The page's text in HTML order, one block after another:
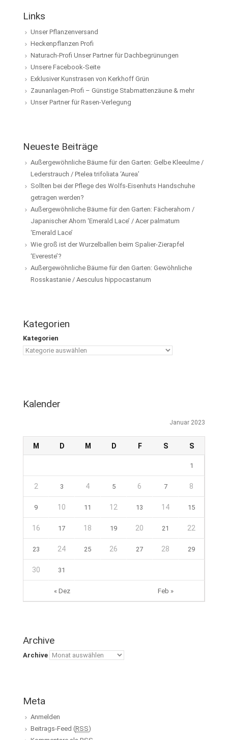
Links
Unser Pflanzenversand
Heckenpflanzen Profi
Naturach-Profi Unser Partner für Dachbegrünungen
Unsere Facebook-Seite
Exklusiver Kunstrasen von Kerkhoff Grün
Zaunanlagen-Profi – Günstige Stabmattenzäune & mehr
Unser Partner für Rasen-Verlegung
Neueste Beiträge
Außergewöhnliche Bäume für den Garten: Gelbe Kleeulme /
Lederstrauch / Ptelea trifoliata ‘Aurea’
Sollten bei der Pflege des Wolfs-Eisenhuts Handschuhe
getragen werden?
Außergewöhnliche Bäume für den Garten: Fächerahorn /
Japanischer Ahorn ‘Emerald Lace’ / Acer palmatum
‘Emerald Lace’
Wie groß ist der Wurzelballen beim Spalier-Zierapfel
‘Evereste’?
Außergewöhnliche Bäume für den Garten: Gewöhnliche
Rosskastanie / Aesculus hippocastanum
Kategorien
Kategorien
Kalender
Januar 2023
M D M D F S S
« Dez Feb »
1
2 3 4 5 6 7 8
9 10 11 12 13 14 15
16 17 18 19 20 21 22
23 24 25 26 27 28 29
30 31
Archive
Archive
Meta
Anmelden
Beitrags-Feed (RSS)